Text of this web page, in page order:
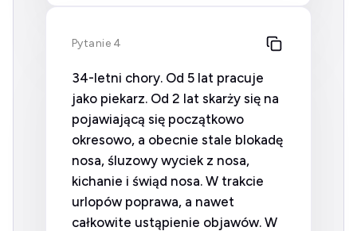
Pytanie 4
34-letni chory. Od 5 lat pracuje
jako piekarz. Od 2 lat skarży się na
pojawiającą się początkowo
okresowo, a obecnie stale blokadę
nosa, śluzowy wyciek z nosa,
kichanie i świąd nosa. W trakcie
urlopów poprawa, a nawet
całkowite ustąpienie objawów. W